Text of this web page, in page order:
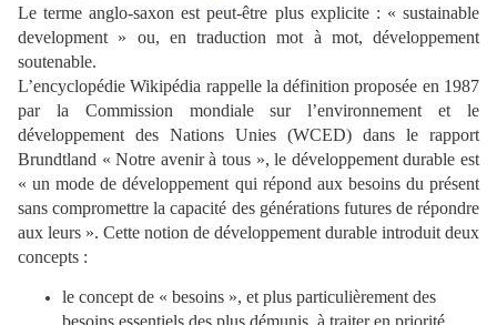
Le terme anglo-saxon est peut-être plus explicite : « sustainable
development » ou, en traduction mot à mot, développement
soutenable.
L’encyclopédie Wikipédia rappelle la définition proposée en 1987
par la Commission mondiale sur l’environnement et le
développement des Nations Unies (WCED) dans le rapport
Brundtland « Notre avenir à tous », le développement durable est
« un mode de développement qui répond aux besoins du présent
sans compromettre la capacité des générations futures de répondre
aux leurs ». Cette notion de développement durable introduit deux
concepts :
le concept de « besoins », et plus particulièrement des